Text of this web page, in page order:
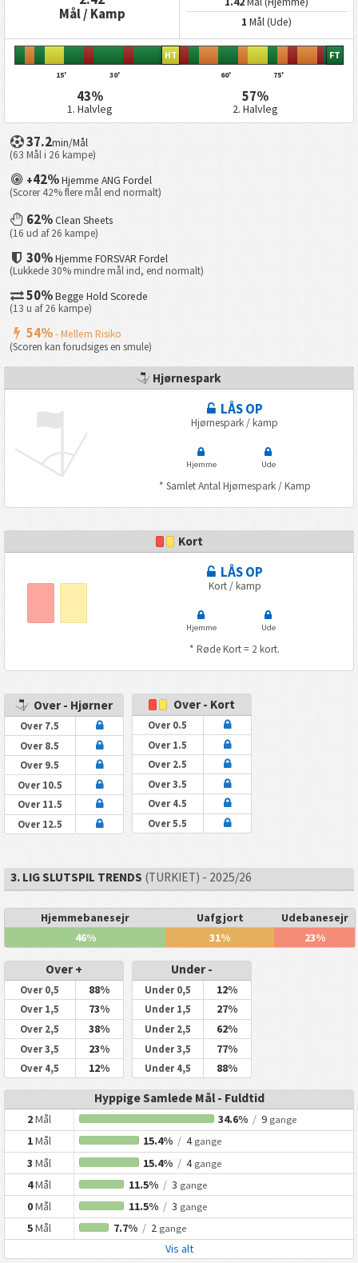
Mål / Kamp
1 Mål (Ude)
15' 30'
HT
60' 75'
FT
43%
1. Halvleg
57%
2. Halvleg
37.2min/Mål
(63 Mål i 26 kampe)
+42% Hjemme ANG Fordel
(Scorer 42% flere mål end normalt)
62%Clean Sheets
(16 ud af 26 kampe)
30%Hjemme FORSVAR Fordel
(Lukkede 30% mindre mål ind, end normalt)
50%Begge Hold Scorede
(13 u af 26 kampe)
54%- Mellem Risiko
(Scoren kan forudsiges en smule)
Hjørnespark
LÅS OP
Hjørnespark / kamp
Hjemme Ude
* Samlet Antal Hjørnespark / Kamp
Kort
LÅS OP
Kort / kamp
Hjemme Ude
* Røde Kort = 2 kort.
Over - Hjørner
Over 7.5
Over 8.5
Over 9.5
Over 10.5
Over 11.5
Over 12.5
Over - Kort
Over 0.5
Over 1.5
Over 2.5
Over 3.5
Over 4.5
Over 5.5
3. LIG SLUTSPIL TRENDS (TURKIET) - 2025/26
Hjemmebanesejr Uafgjort
Udebanesejr
46%
31% 23%
Over +
Over 0,5 88%
Over 1,5 73%
Over 2,5 38%
Over 3,5 23%
Over 4,5 12%
Under -
Under 0,5 12%
Under 1,5 27%
Under 2,5 62%
Under 3,5 77%
Under 4,5 88%
Hyppige Samlede Mål - Fuldtid
2Mål 34.6% / 9 gange
1Mål 15.4% / 4 gange
3Mål 15.4% / 4 gange
4Mål 11.5% /3 gange
0Mål 11.5% /3 gange
5Mål 7.7% /2 gange
Vis alt